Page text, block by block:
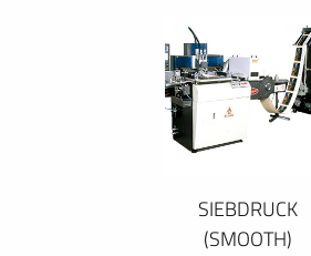
SIEBDRUCK
(SMOOTH)